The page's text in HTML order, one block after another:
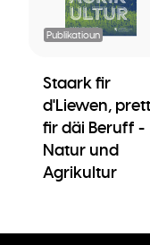
Publikatioun
Staark fir
d'Liewen, prett
fir däi Beruff -
Natur und
Agrikultur